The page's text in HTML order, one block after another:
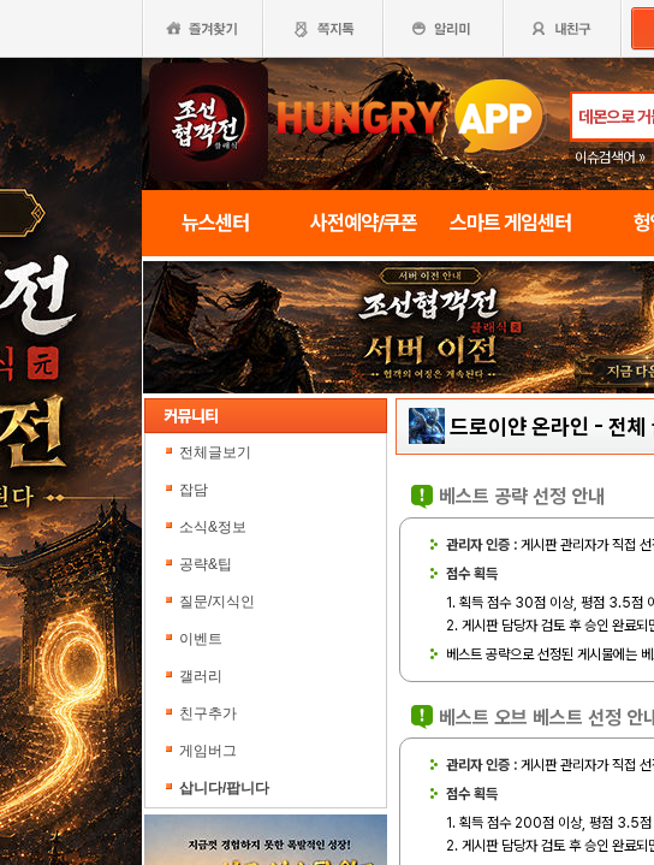
이슈검색어 »
뉴스센터 사전예약/쿠폰 스마트 게임센터
전체글보기
잡담
소식&정보
공략&팁
질문/지식인
이벤트
갤러리
친구추가
게임버그
삽니다/팝니다
드로이얀 온라인 - 전체
베스트 공략 선정 안내
관리자 인증 : 게시판 관리자가 직접
점수 획득
1. 획득 점수 30점 이상, 평점 3.5점
2. 게시판 담당자 검토 후 승인 완료되
베스트 공략으로 선정된 게시물에는
베스트 오브 베스트 선정 안
관리자 인증 : 게시판 관리자가 직접
점수 획득
1. 획득 점수 200점 이상, 평점 3.5점
2. 게시판 담당자 검토 후 승인 완료되